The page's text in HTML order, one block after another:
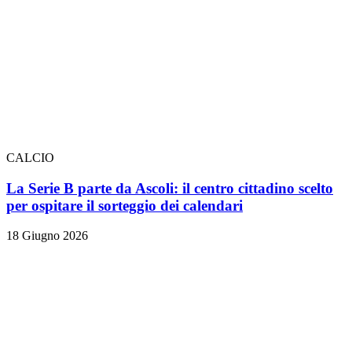
CALCIO
La Serie B parte da Ascoli: il centro cittadino scelto
per ospitare il sorteggio dei calendari
18 Giugno 2026